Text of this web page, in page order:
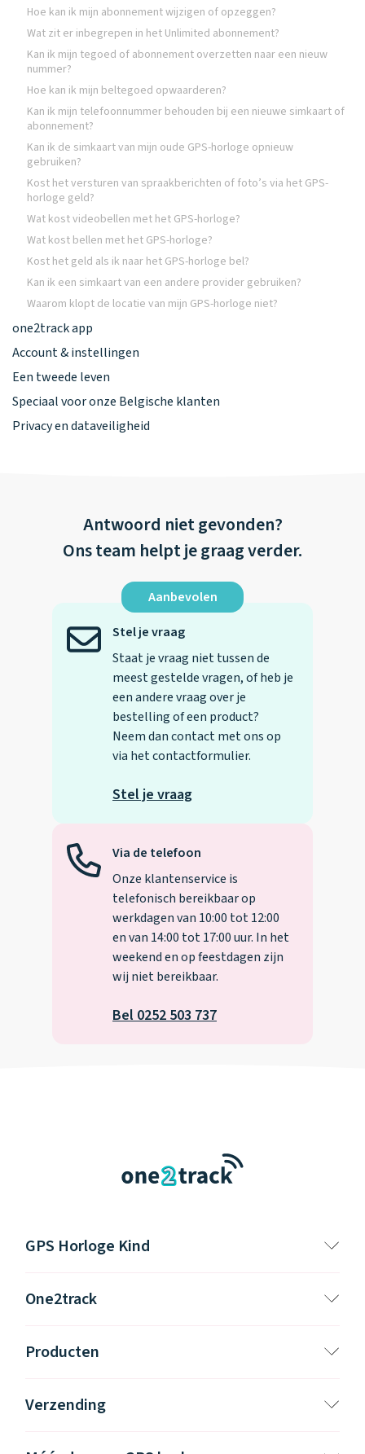
Hoe kan ik mijn abonnement wijzigen of opzeggen?
Wat zit er inbegrepen in het Unlimited abonnement?
Kan ik mijn tegoed of abonnement overzetten naar een nieuw
nummer?
Hoe kan ik mijn beltegoed opwaarderen?
Kan ik mijn telefoonnummer behouden bij een nieuwe simkaart of
abonnement?
Kan ik de simkaart van mijn oude GPS-horloge opnieuw
gebruiken?
Kost het versturen van spraakberichten of foto’s via het GPS-
horloge geld?
Wat kost videobellen met het GPS-horloge?
Wat kost bellen met het GPS-horloge?
Kost het geld als ik naar het GPS-horloge bel?
Kan ik een simkaart van een andere provider gebruiken?
Waarom klopt de locatie van mijn GPS-horloge niet?
one2track app
Account & instellingen
Een tweede leven
Speciaal voor onze Belgische klanten
Privacy en dataveiligheid
Antwoord niet gevonden?
Ons team helpt je graag verder.
Via de telefoon
Onze klantenservice is
telefonisch bereikbaar op
werkdagen van 10:00 tot 12:00
en van 14:00 tot 17:00 uur. In het
weekend en op feestdagen zijn
wij niet bereikbaar.
Bel 0252 503 737
Aanbevolen
Stel je vraag
Staat je vraag niet tussen de
meest gestelde vragen, of heb je
een andere vraag over je
bestelling of een product?
Neem dan contact met ons op
via het contactformulier.
Stel je vraag
GPS Horloge Kind
One2track
Producten
Verzending